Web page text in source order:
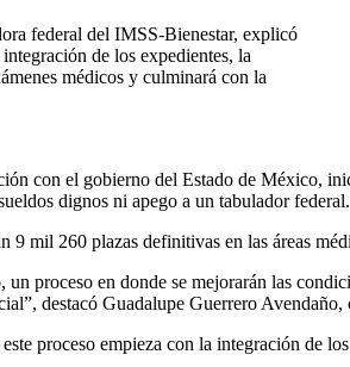
federal del IMSS-Bienestar, explicó
de los expedientes, la
médicos y culminará con la
con el gobierno del Estado de México,
dignos ni apego a un tabulador federal.
9 mil 260 plazas definitivas en las áreas
proceso en donde se mejorarán las
destacó Guadalupe Guerrero
proceso empieza con la integración de